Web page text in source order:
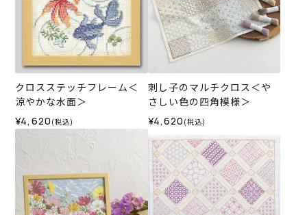
クロスステッチフレーム＜
涼やかな水面＞
¥4,620 (税込)
刺し子のマルチクロス＜や
さしい色の四角模様＞
¥4,620 (税込)